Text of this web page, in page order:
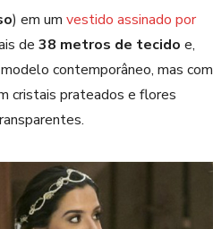
) em um vestido assinado por
de 38 metros de tecido e,
contemporâneo, mas com
cristais prateados e flores